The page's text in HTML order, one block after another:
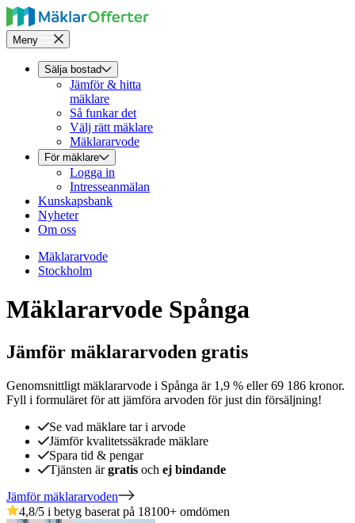
Meny
Sälja bostad
Jämför & hitta
mäklare
Så funkar det
Välj rätt mäklare
Mäklararvode
För mäklare
Logga in
Intresseanmälan
Kunskapsbank
Nyheter
Om oss
Mäklararvode
Stockholm
Mäklararvode Spånga
Jämför mäklararvoden gratis
Genomsnittligt mäklararvode i Spånga är 1,9 % eller69 186 kronor.
Fyll i formuläret för att jämföra arvoden för just din försäljning!
Se vad mäklare tar i arvode
Jämför kvalitetssäkrade mäklare
Spara tid & pengar
Tjänsten ärgratis och ej bindande
Jämför mäklararvoden
4,8/5 i betyg baserat på 18100+ omdömen